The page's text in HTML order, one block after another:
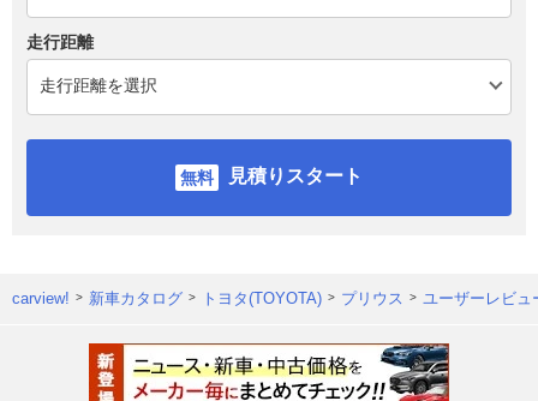
走行距離
見積りスタート
carview! 新車カタログ トヨタ(TOYOTA) プリウス ユーザーレビュ